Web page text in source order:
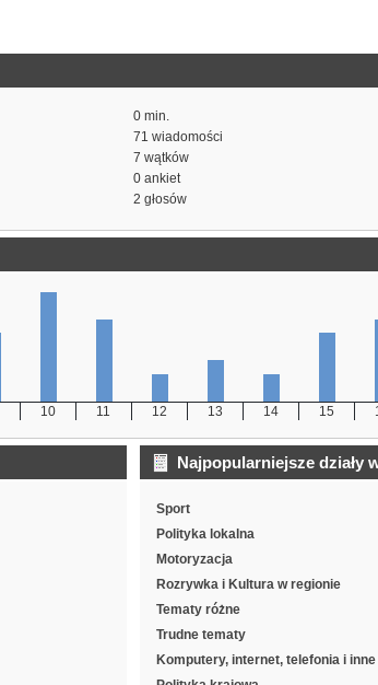
0 min.
71 wiadomości
7 wątków
0 ankiet
2 głosów
10 11 12 13 14 15
Najpopularniejsze działy
Sport
Polityka lokalna
Motoryzacja
Rozrywka i Kultura w regionie
Tematy różne
Trudne tematy
Komputery, internet, telefonia i